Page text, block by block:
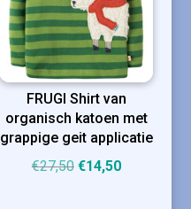
FRUGI Shirt van
organisch katoen met
grappige geit applicatie
€27,50 Oorspronkelijke
€14,50Huidige